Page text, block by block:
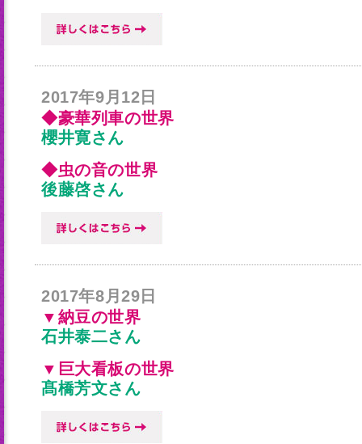
2017年9月12日
◆豪華列車の世界
櫻井寛さん
◆虫の音の世界
後藤啓さん
2017年8月29日
▼納豆の世界
石井泰二さん
▼巨大看板の世界
髙橋芳文さん